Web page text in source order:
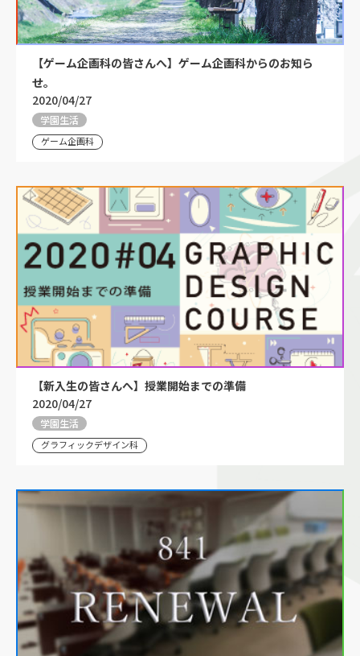
【ゲーム企画科の皆さんへ】ゲーム企画科からのお知ら
せ。
2020/04/27
学園生活
ゲーム企画科
【新入生の皆さんへ】授業開始までの準備
2020/04/27
学園生活
グラフィックデザイン科